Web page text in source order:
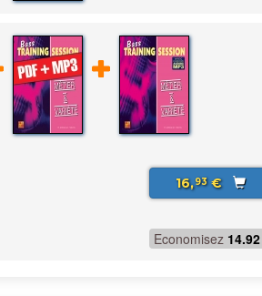
16,93€
Economisez 14.92